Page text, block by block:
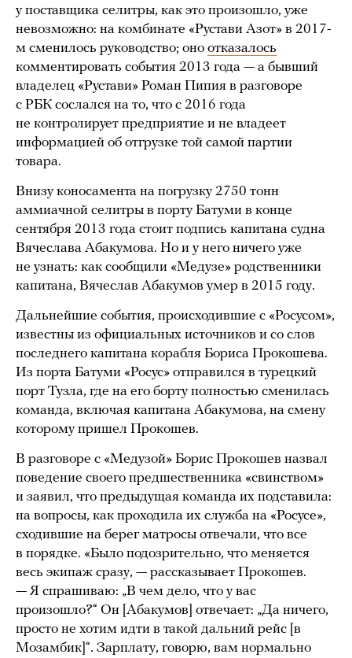
у поставщика селитры, как это произошло, уже
невозможно: на комбинате «Рустави Азот» в 2017-
м сменилось руководство; оно отказалось
комментировать события 2013 года — а бывший
владелец «Рустави» Роман Пипия в разговоре
с РБК сослался на то, что с 2016 года
не контролирует предприятие и не владеет
информацией об отгрузке той самой партии
товара.
Внизу коносамента на погрузку 2750 тонн
аммиачной селитры в порту Батуми в конце
сентября 2013 года стоит подпись капитана судна
Вячеслава Абакумова. Но и у него ничего уже
не узнать: как сообщили «Медузе» родственники
капитана, Вячеслав Абакумов умер в 2015 году.
Дальнейшие события, происходившие с «Росусом»,
известны из официальных источников и со слов
последнего капитана корабля Бориса Прокошева.
Из порта Батуми «Росус» отправился в турецкий
порт Тузла, где на его борту полностью сменилась
команда, включая капитана Абакумова, на смену
которому пришел Прокошев.
В разговоре с «Медузой» Борис Прокошев назвал
поведение своего предшественника «свинством»
и заявил, что предыдущая команда их подставила:
на вопросы, как проходила их служба на «Росусе»,
сходившие на берег матросы отвечали, что все
в порядке. «Было подозрительно, что меняется
весь экипаж сразу, — рассказывает Прокошев.
— Я спрашиваю: „В чем дело, что у вас
произошло?“ Он [Абакумов] отвечает: „Да ничего,
просто не хотим идти в такой дальний рейс [в
Мозамбик]“. Зарплату, говорю, вам нормально